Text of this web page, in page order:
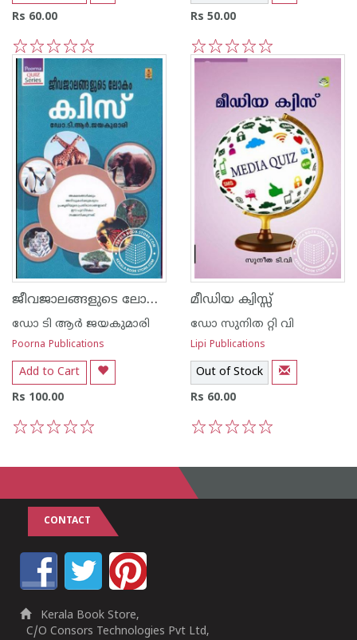
Rs 60.00
5
4
3
2
1
Rs 50.00
5
4
3
2
1
ജീവജാലങ്ങളുടെ ലോകം ക്വിസ്സ്
ഡോ ടി ആര്‍ ജയകുമാരി
Poorna Publications
Add to Cart
Rs 100.00
മീഡിയ ക്വിസ്സ്
ഡോ സുനിത റ്റി വി
Lipi Publications
Out of Stock
Rs 60.00
CONTACT
Kerala Book Store,
C/O Consors Technologies Pvt Ltd,